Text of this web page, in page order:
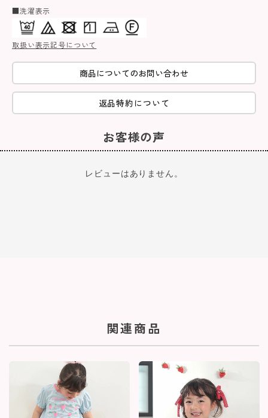
■洗濯表示
取扱い表示記号について
商品についてのお問い合わせ
返品特約について
お客様の声
レビューはありません。
関連商品